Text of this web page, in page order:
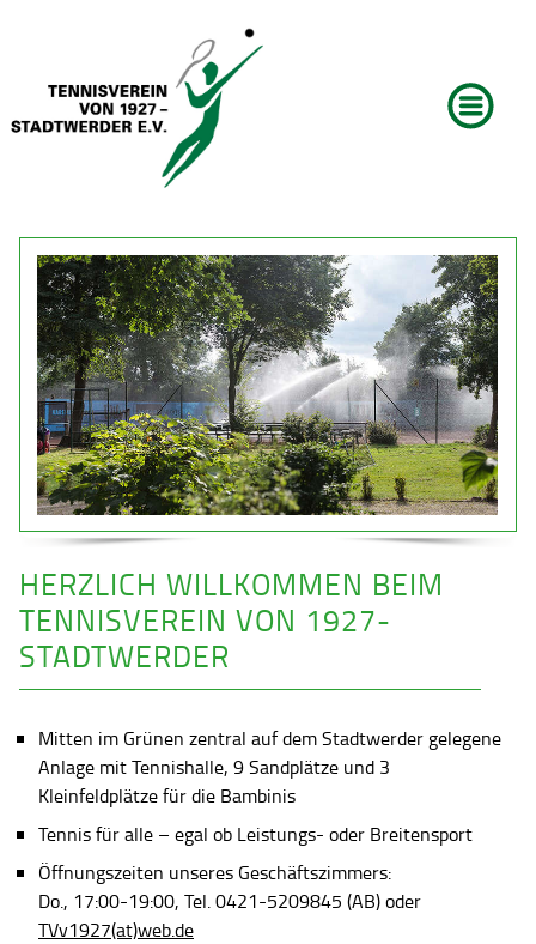
HERZLICH WILLKOMMEN BEIM
TENNISVEREIN VON 1927-
STADTWERDER
Mitten im Grünen zentral auf dem Stadtwerder gelegene
Anlage mit Tennishalle, 9 Sandplätze und 3
Kleinfeldplätze für die Bambinis
Tennis für alle – egal ob Leistungs- oder Breitensport
Öffnungszeiten unseres Geschäftszimmers:
Do., 17:00-19:00, Tel. 0421-5209845 (AB) oder
TVv1927(at)web.de